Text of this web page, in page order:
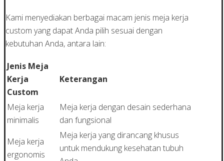
Kami menyediakan berbagai macam jenis meja kerja
custom yang dapat Anda pilih sesuai dengan
kebutuhan Anda, antara lain:
Jenis Meja
Kerja
Custom
Keterangan
Meja kerja
minimalis
Meja kerja dengan desain sederhana
dan fungsional
Meja kerja
ergonomis
Meja kerja yang dirancang khusus
untuk mendukung kesehatan tubuh